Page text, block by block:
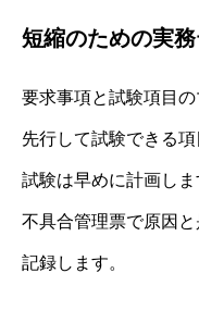
短縮のための実
要求事項と試験項目の
先行して試験できる
試験は早めに計画しま
不具合管理票で原因
記録します。